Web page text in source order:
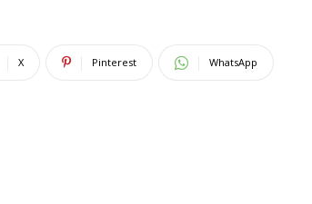
X Pinterest WhatsApp